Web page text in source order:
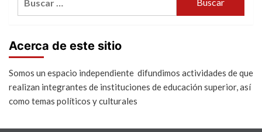
Acerca de este sitio
Somos un espacio independiente difundimos actividades de que
realizan integrantes de instituciones de educación superior, así
como temas políticos y culturales